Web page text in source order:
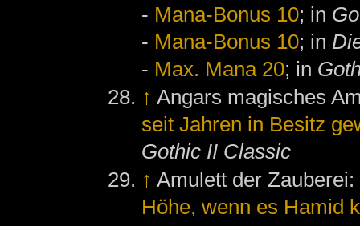
- Mana-Bonus 10; in
- Mana-Bonus 10; in
- Max. Mana 20; in
↑ Angars magisches
seit Jahren in Besitz
Gothic II Classic
↑ Amulett der Zauberei:
Höhe, wenn es Hamid